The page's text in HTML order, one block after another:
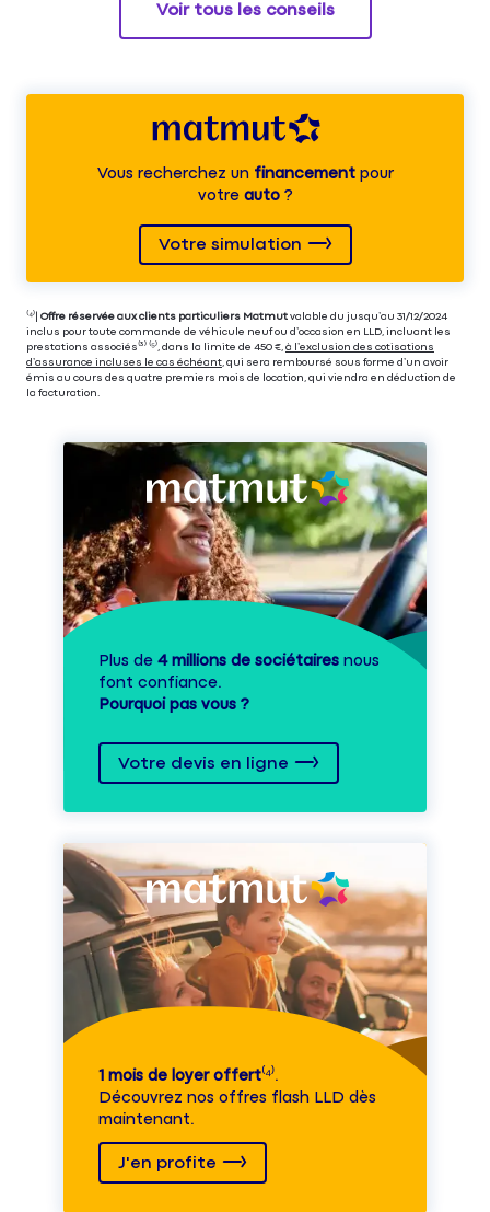
Voir tous les conseils
Vous recherchez unfinancementpour
votre auto?
Votre simulation
⁽⁴⁾| Offre réservée aux clients particuliers Matmut valable du jusqu’au 31/12/2024
inclus pour toute commande de véhicule neuf ou d’occasion en LLD, incluant les
prestations associés⁽³⁾ ⁽⁵⁾, dans la limite de 450 €, à l’exclusion des cotisations
d’assurance incluses le cas échéant , qui sera remboursé sous forme d’un avoir
émis au cours des quatre premiers mois de location, qui viendra en déduction de
la facturation.
Plus de 4 millions de sociétaires nous
font confiance.
Pourquoi pas vous ?
Votre devis en ligne
1 mois de loyer offert⁽⁴⁾.
Découvrez nos offres flash LLD dès
maintenant.
J'en profite